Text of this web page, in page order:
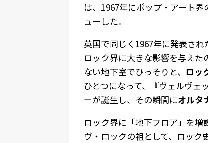
は、1967年にポップ・アート
ューした。
英国で同じく1967年に発表さ
ロック界に大きな影響を与えた
ない地下室でひっそりと、 ロッ
ひとつになって、『ヴェルヴェ
ーが誕生し、その瞬間にオルタ
ロック界に「地下フロア」を増
ヴ・ロックの祖として、ロッ